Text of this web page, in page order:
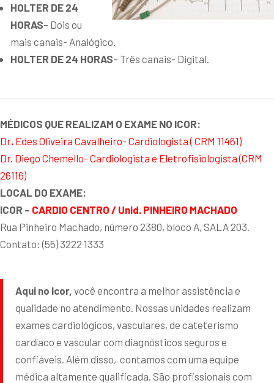
HOLTER DE 24
HORAS– Dois ou
mais canais- Analógico.
HOLTER DE 24 HORAS– Três canais- Digital.
MÉDICOS QUE REALIZAM O EXAME NO ICOR:
Dr. Edes Oliveira Cavalheiro- Cardiologista ( CRM 11461)
Dr. Diego Chemello- Cardiologista e Eletrofisiologista (CRM
26116)
LOCAL DO EXAME:
ICOR – CARDIO CENTRO / Unid. PINHEIRO MACHADO
Rua Pinheiro Machado, número 2380, bloco A, SALA 203.
Contato: (55) 3222 1333
Aqui no Icor, você encontra a melhor assistência e
qualidade no atendimento. Nossas unidades realizam
exames cardiológicos, vasculares, de cateterismo
cardíaco e vascular com diagnósticos seguros e
confiáveis. Além disso, contamos com uma equipe
médica altamente qualificada. São profissionais com